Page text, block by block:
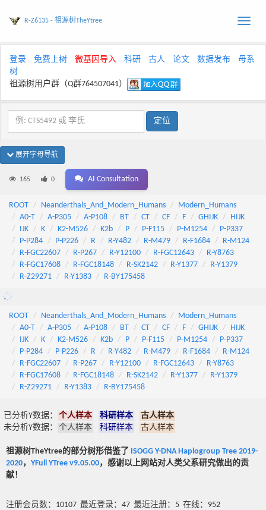
Toggle
R-Z6135 - 祖源树TheYtree
登录 免费上树 微基因导入 科研 古人 论文 数据发布
母系
树
祖源树用户群（Q群764507041）
展开字母导航
165 0 AI Consultation
ROOT Neanderthals_And_Modern_Humans
Modern_Humans
A0-T
A-P305 A-P108 BT CT CF F GHIJK
HIJK
IJK
K K2-M526 K2b P P-F115 P-M1254
P-P337
P-P284
P-P226 R R-Y482 R-M479 R-F1684
R-M124
R-FGC22607
R-P267 R-Y12100 R-FGC12643
R-Y8763
R-FGC17608
R-FGC18148 R-SK2142 R-Y1377
R-Y1379
R-Z29271
R-Y1383 R-BY175458
ROOT Neanderthals_And_Modern_Humans
Modern_Humans
A0-T
A-P305 A-P108 BT CT CF F GHIJK
HIJK
IJK
K K2-M526 K2b P P-F115 P-M1254
P-P337
P-P284
P-P226 R R-Y482 R-M479 R-F1684
R-M124
R-FGC22607
R-P267 R-Y12100 R-FGC12643
R-Y8763
R-FGC17608
R-FGC18148 R-SK2142 R-Y1377
R-Y1379
R-Z29271
R-Y1383 R-BY175458
已分析Y数据： 个人样本 科研样本
古人样本
未分析Y数据：
个人样本 科研样本 古人样本
祖源树TheYtree的部分树形借鉴了 ISOGG Y-DNA Haplogroup Tree 2019-
2020， YFull YTree v9.05.00，感谢以上网站对人类父系研究做出的贡
献！
注册会员数：10107 最近登录：47 最近注册：5 在线：952